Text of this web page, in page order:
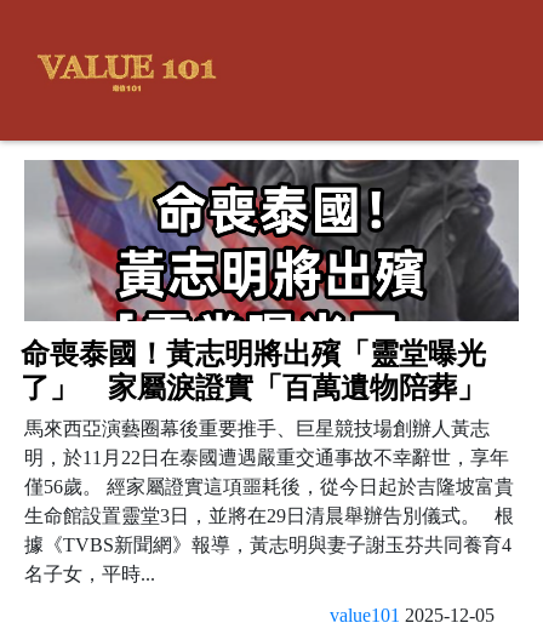
命喪泰國！黃志明將出殯「靈堂曝光
了」 家屬淚證實「百萬遺物陪葬」
馬來西亞演藝圈幕後重要推手、巨星競技場創辦人黃志
明，於11月22日在泰國遭遇嚴重交通事故不幸辭世，享年
僅56歲。 經家屬證實這項噩耗後，從今日起於吉隆坡富貴
生命館設置靈堂3日，並將在29日清晨舉辦告別儀式。 根
據《TVBS新聞網》報導，黃志明與妻子謝玉芬共同養育4
名子女，平時...
value101 2025-12-05